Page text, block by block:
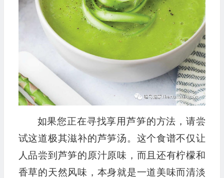
如果您正在寻找享用芦笋的方法，请尝
试这道极其滋补的芦笋汤。这个食谱不仅让
人品尝到芦笋的原汁原味，而且还有柠檬和
香草的天然风味，本身就是一道美味而清淡